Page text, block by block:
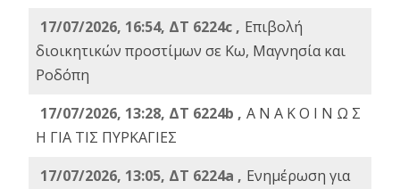
17/07/2026, 16:54, ΔΤ 6224c , Επιβολή
διοικητικών προστίμων σε Κω, Μαγνησία και
Ροδόπη
17/07/2026, 13:28, ΔΤ 6224b , Α Ν Α Κ Ο Ι Ν Ω Σ
Η ΓΙΑ ΤΙΣ ΠΥΡΚΑΓΙΕΣ
17/07/2026, 13:05, ΔΤ 6224a , Ενημέρωση για